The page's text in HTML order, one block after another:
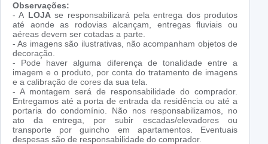
Observações:
- A LOJAse responsabilizará pela entrega dos produtos
até aonde as rodovias alcançam, entregas fluviais ou
aéreas devem ser cotadas a parte.
- As imagens são ilustrativas, não acompanham objetos de
decoração.
- Pode haver alguma diferença de tonalidade entre a
imagem e o produto, por conta do tratamento de imagens
e a calibração de cores da sua tela.
- A montagem será de responsabilidade do comprador.
Entregamos até a porta de entrada da residência ou até a
portaria do condomínio. Não nos responsabilizamos, no
ato da entrega, por subir escadas/elevadores ou
transporte por guincho em apartamentos. Eventuais
despesas são de responsabilidade do comprador.